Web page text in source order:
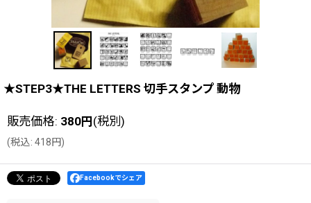
★STEP3★THE LETTERS 切手スタンプ 動物
販売価格: 380円(税別)
(税込: 418円)
Facebookでシェア